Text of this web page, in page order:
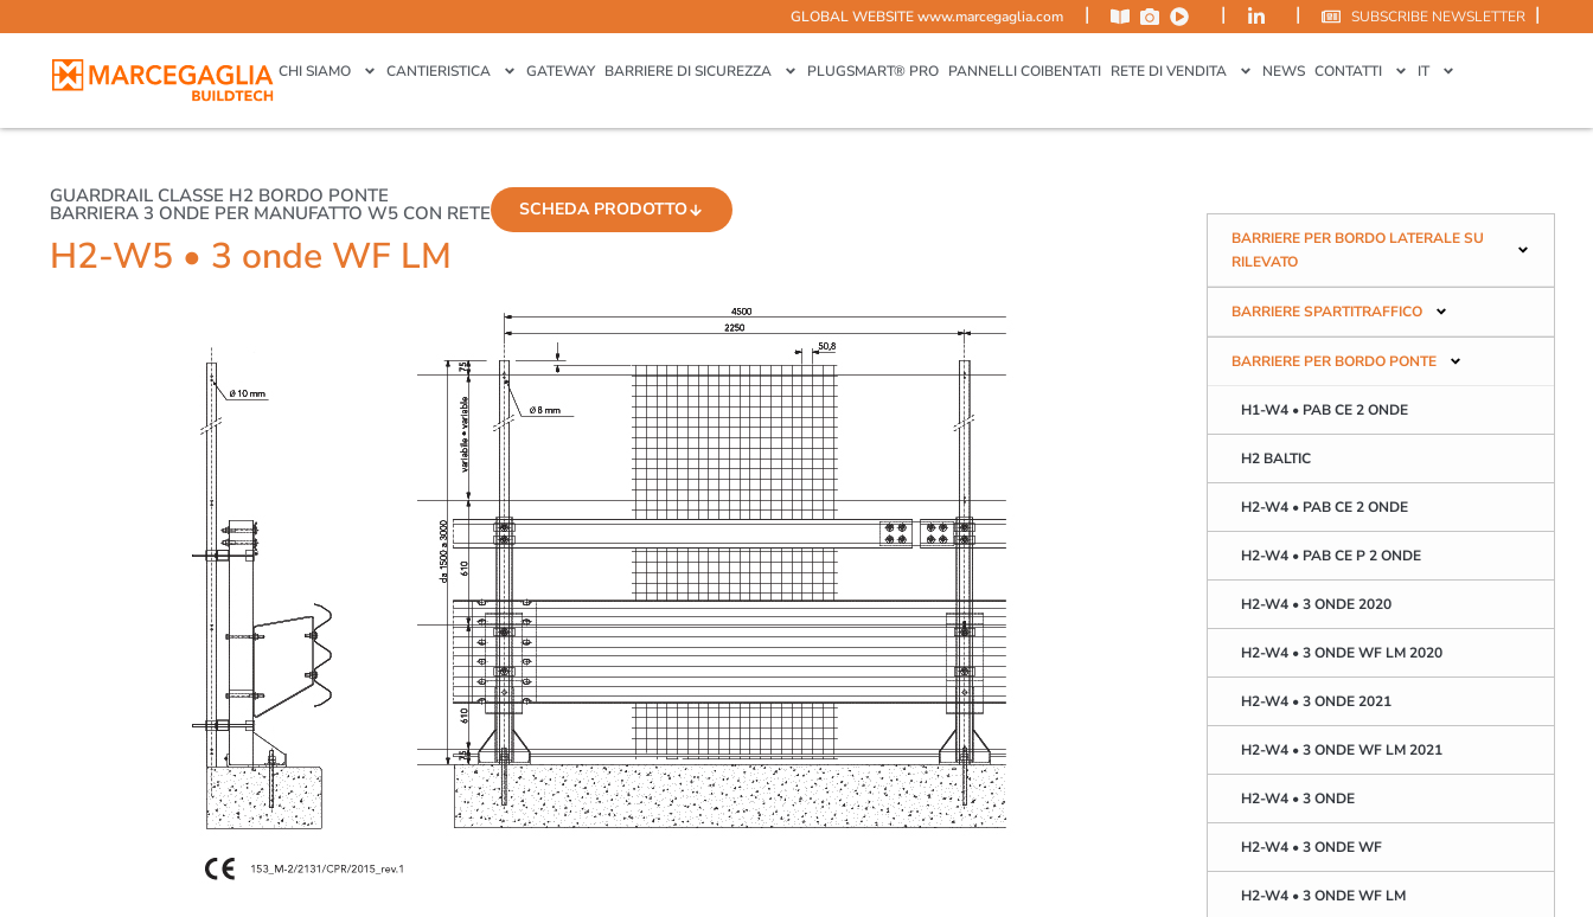
GLOBAL WEBSITEwww.marcegaglia.com | | | SUBSCRIBE NEWSLETTER |
CHI SIAMO CANTIERISTICA GATEWAY BARRIERE DI SICUREZZA PLUGSMART® PRO PANNELLI COIBENTATI RETE DI VENDITA NEWS CONTATTI IT
GUARDRAIL CLASSE H2 BORDO PONTE
BARRIERA 3 ONDE PER MANUFATTO W5 CON RETE SCHEDA PRODOTTO
H2-W5 • 3 onde WF LM
BARRIERE PER BORDO LATERALE SU
RILEVATO
BARRIERE SPARTITRAFFICO
BARRIERE PER BORDO PONTE
H1-W4 • PAB CE 2 ONDE
H2 BALTIC
H2-W4 • PAB CE 2 ONDE
H2-W4 • PAB CE P 2 ONDE
H2-W4 • 3 ONDE 2020
H2-W4 • 3 ONDE WF LM 2020
H2-W4 • 3 ONDE 2021
H2-W4 • 3 ONDE WF LM 2021
H2-W4 • 3 ONDE
H2-W4 • 3 ONDE WF
H2-W4 • 3 ONDE WF LM